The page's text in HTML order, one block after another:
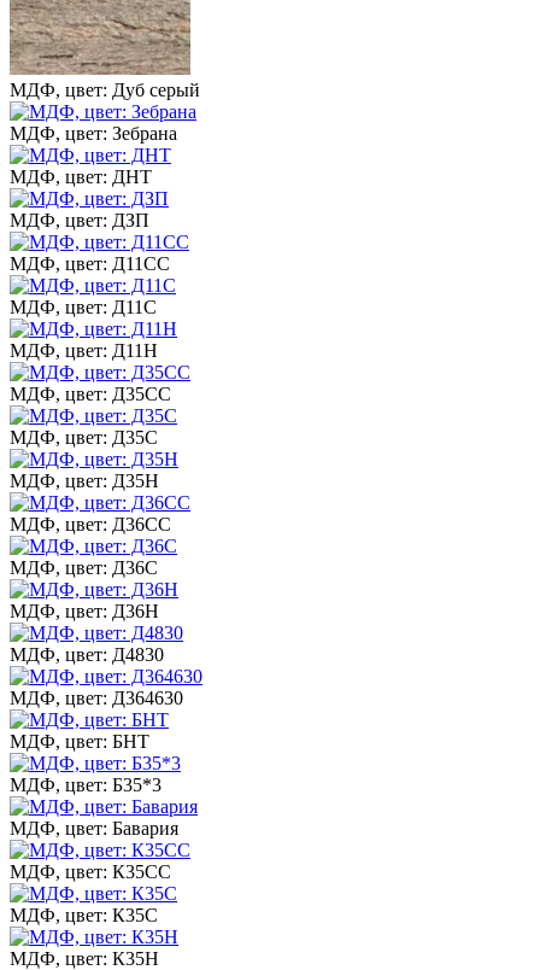
МДФ, цвет: Дуб серый
МДФ, цвет: Зебрана
МДФ, цвет: ДНТ
МДФ, цвет: ДЗП
МДФ, цвет: Д11СС
МДФ, цвет: Д11С
МДФ, цвет: Д11Н
МДФ, цвет: Д35СС
МДФ, цвет: Д35С
МДФ, цвет: Д35Н
МДФ, цвет: Д36СС
МДФ, цвет: Д36С
МДФ, цвет: Д36Н
МДФ, цвет: Д4830
МДФ, цвет: Д364630
МДФ, цвет: БНТ
МДФ, цвет: Б35*3
МДФ, цвет: Бавария
МДФ, цвет: К35СС
МДФ, цвет: К35С
МДФ, цвет: К35Н